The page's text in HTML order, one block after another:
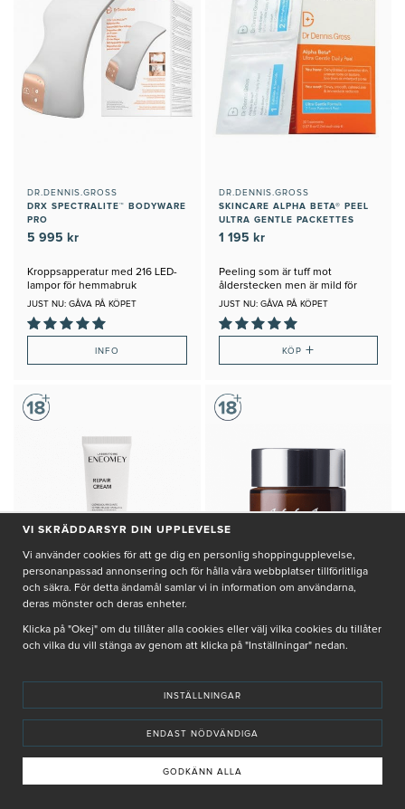
DR.DENNIS.GROSS
DRX SPECTRALITE™ BODYWARE
PRO
5 995 kr
Kroppsapperatur med 216 LED-
lampor för hemmabruk
JUST NU: GÅVA PÅ KÖPET
INFO
DR.DENNIS.GROSS
SKINCARE ALPHA BETA® PEEL
ULTRA GENTLE PACKETTES
1 195 kr
Peeling som är tuff mot
ålderstecken men är mild för
huden
JUST NU: GÅVA PÅ KÖPET
KÖP +
495 kr
Creme som reparerar, lugnar och
820 kr
Mjukgörande och fuktgivande
VI SKRÄDDARSYR DIN UPPLEVELSE
Vi använder cookies för att ge dig en personlig shoppingupplevelse,
personanpassad annonsering och för hålla våra webbplatser tillförlitliga
och säkra. För detta ändamål samlar vi in information om användarna,
deras mönster och deras enheter.
Klicka på "Okej" om du tillåter alla cookies eller välj vilka cookies du tillåter
och vilka du vill stänga av genom att klicka på "Inställningar" nedan.
INSTÄLLNINGAR
ENDAST NÖDVÄNDIGA
GODKÄNN ALLA